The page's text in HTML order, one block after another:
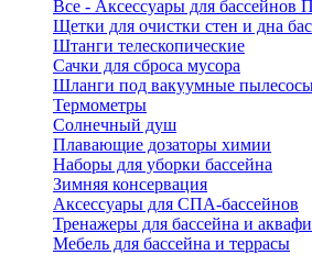
Все - Аксессуары для бассейнов
Щетки для очистки стен и дна
Штанги телескопические
Сачки для сброса мусора
Шланги под вакуумные пылесосы
Термометры
Солнечный душ
Плавающие дозаторы химии
Наборы для уборки бассейна
Зимняя консервация
Аксессуары для СПА-бассейнов
Тренажеры для бассейна и
Мебель для бассейна и террасы